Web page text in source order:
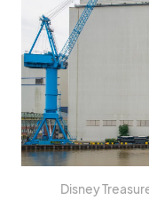
Dis­ney